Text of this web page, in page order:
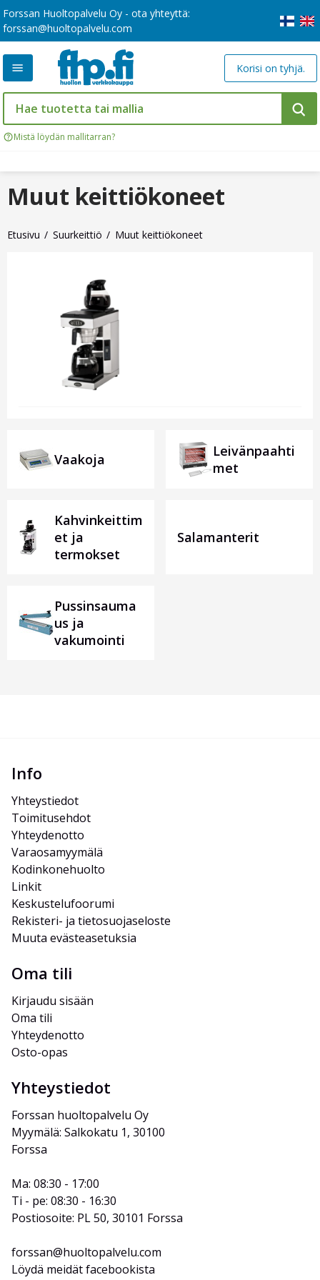
Forssan Huoltopalvelu Oy - ota yhteyttä:
forssan@huoltopalvelu.com
Mistä löydän mallitarran?
Korisi on tyhjä.
Etusivu Suurkeittiö Muut keittiökoneet
Muut keittiökoneet
Vaakoja
Leivänpaahti
met
Kahvinkeittim
et ja
termokset
Salamanterit
Pussinsauma
us ja
vakumointi
Info
Yhteystiedot
Toimitusehdot
Yhteydenotto
Varaosamyymälä
Kodinkonehuolto
Linkit
Keskustelufoorumi
Rekisteri- ja tietosuojaseloste
Muuta evästeasetuksia
Oma tili
Kirjaudu sisään
Oma tili
Yhteydenotto
Osto-opas
Yhteystiedot
Forssan huoltopalvelu Oy
Myymälä: Salkokatu 1, 30100
Forssa
Ma: 08:30 - 17:00
Ti - pe: 08:30 - 16:30
Postiosoite: PL 50, 30101 Forssa
forssan@huoltopalvelu.com
Löydä meidät facebookista